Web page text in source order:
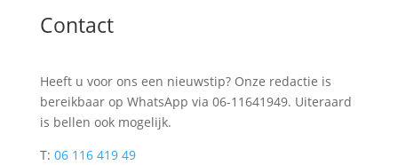
Contact
Heeft u voor ons een nieuwstip? Onze redactie is
bereikbaar op WhatsApp via 06-11641949. Uiteraard
is bellen ook mogelijk.
T: 06 116 419 49